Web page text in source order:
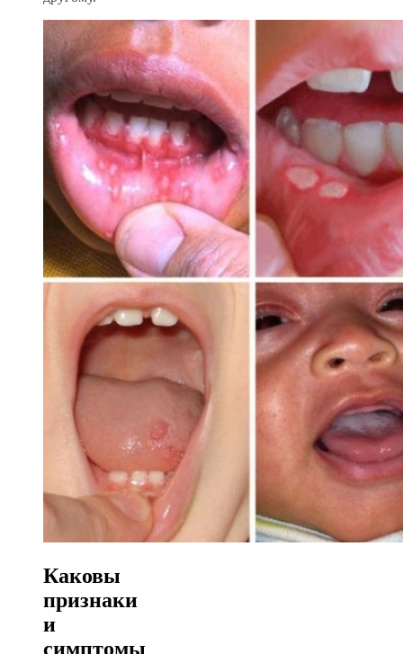
Каковы
признаки
и
симптомы